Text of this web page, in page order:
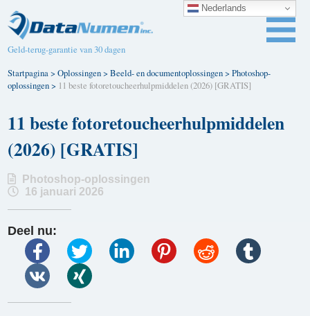
Geld-terug-garantie van 30 dagen
Startpagina>Oplossingen>Beeld- en documentoplossingen>Photoshop-
oplossingen> 11 beste fotoretoucheerhulpmiddelen (2026) [GRATIS]
11 beste fotoretoucheerhulpmiddelen
(2026) [GRATIS]
Photoshop-oplossingen
16 januari 2026
Deel nu:
Nederlands